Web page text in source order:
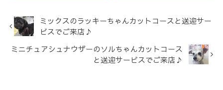
ミックスのラッキーちゃんカットコースと送迎サー
ビスでご来店♪
ミニチュアシュナウザーのソルちゃんカットコース
と送迎サービスでご来店♪